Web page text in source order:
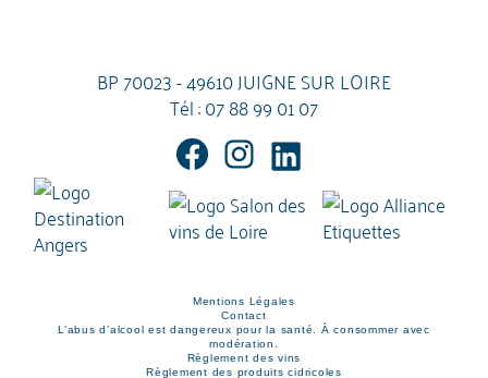
BP 70023 - 49610 JUIGNE SUR LOIRE
Tél :07 88 99 01 07
Mentions Légales
Contact
L’abus d’alcool est dangereux pour la santé. À consommer avec
modération.
Règlement des vins
Règlement des produits cidricoles